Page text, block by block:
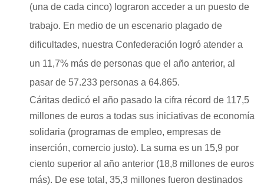
(una de cada cinco) lograron acceder a un puesto de
trabajo. En medio de un escenario plagado de
dificultades, nuestra Confederación logró atender a
un 11,7% más de personas que el año anterior, al
pasar de 57.233 personas a 64.865.
Cáritas dedicó el año pasado la cifra récord de 117,5
millones de euros a todas sus iniciativas de economía
solidaria (programas de empleo, empresas de
inserción, comercio justo). La suma es un 15,9 por
ciento superior al año anterior (18,8 millones de euros
más). De ese total, 35,3 millones fueron destinados